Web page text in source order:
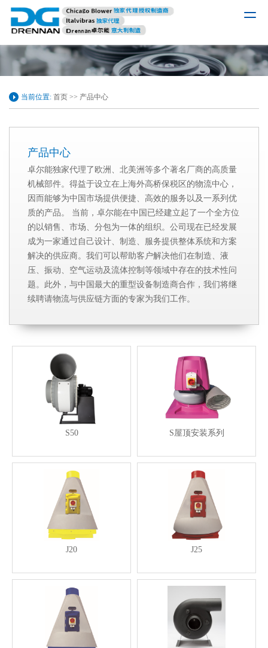
当前位置: 首页 >> 产品中心
产品中心
卓尔能独家代理了欧洲、北美洲等多个著名厂商的高质量
机械部件。得益于设立在上海外高桥保税区的物流中心，
因而能够为中国市场提供便捷、高效的服务以及一系列优
质的产品。 当前，卓尔能在中国已经建立起了一个全方位
的以销售、市场、分包为一体的组织。公司现在已经发展
成为一家通过自己设计、制造、服务提供整体系统和方案
解决的供应商。我们可以帮助客户解决他们在制造、液
压、振动、空气运动及流体控制等领域中存在的技术性问
题。此外，与中国最大的重型设备制造商合作，我们将继
续聘请物流与供应链方面的专家为我们工作。
S50 S屋顶安装系列
J20 J25